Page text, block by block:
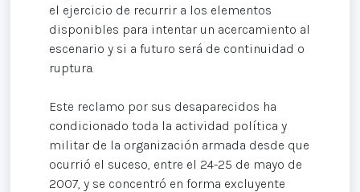
el ejercicio de recurrir a los elementos
disponibles para intentar un acercamiento al
escenario y si a futuro será de continuidad o
ruptura.
Este reclamo por sus desaparecidos ha
condicionado toda la actividad política y
militar de la organización armada desde que
ocurrió el suceso, entre el 24-25 de mayo de
2007, y se concentró en forma excluyente